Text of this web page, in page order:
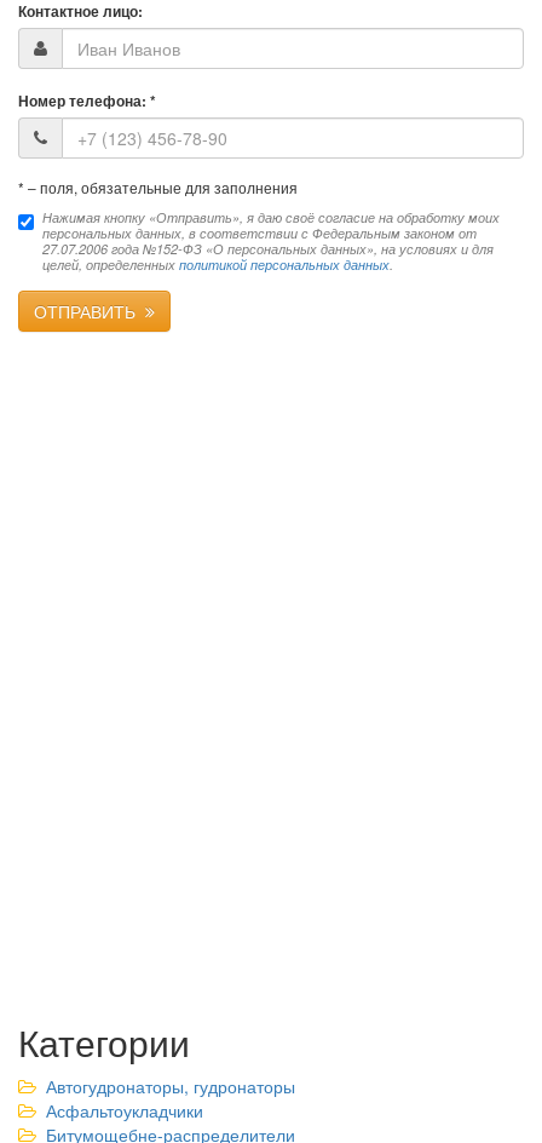
Контактное лицо:
Номер телефона: *
* – поля, обязательные для заполнения
Нажимая кнопку «Отправить», я даю своё согласие на обработку моих
персональных данных, в соответствии с Федеральным законом от
27.07.2006 года №152-ФЗ «О персональных данных», на условиях и для
целей, определенных политикой персональных данных.
ОТПРАВИТЬ
Категории
Автогудронаторы, гудронаторы
Асфальтоукладчики
Битумощебне-распределители